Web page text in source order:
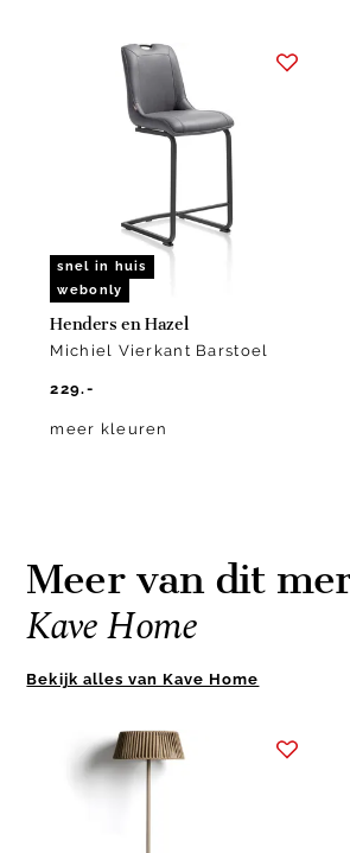
snel in huis
webonly
Henders en Hazel
Michiel Vierkant Barstoel
229.-
meer kleuren
Meer van dit
Kave Home
Bekijk alles van Kave Home